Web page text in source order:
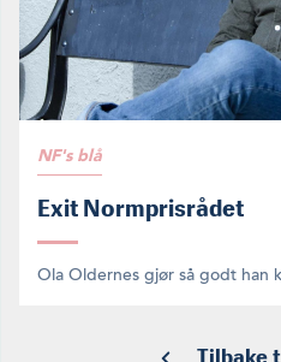
NF's blå
Exit Normprisrådet
Ola Oldernes gjør så godt han